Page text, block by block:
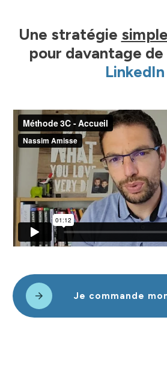
Une stratégie simple
pour davantage
LinkedIn
Je commande